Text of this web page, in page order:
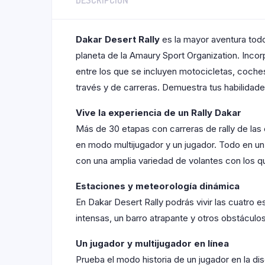
Dakar Desert Rally es la mayor aventura
planeta de la Amaury Sport Organization.
entre los que se incluyen motocicletas,
través y de carreras. Demuestra tus
Vive la experiencia de un Rally Dakar
Más de 30 etapas con carreras de rally de
en modo multijugador y un jugador. Todo en
con una amplia variedad de volantes con los
Estaciones y meteorología dinámica
En Dakar Desert Rally podrás vivir las cuatro
intensas, un barro atrapante y otros
Un jugador y multijugador en línea
Prueba el modo historia de un jugador en la